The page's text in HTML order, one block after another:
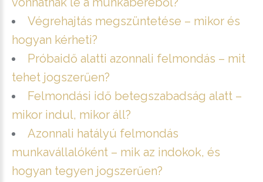
Végrehajtás megszüntetése – mikor és
hogyan kérheti?
Próbaidő alatti azonnali felmondás – mit
tehet jogszerűen?
Felmondási idő betegszabadság alatt –
mikor indul, mikor áll?
Azonnali hatályú felmondás
munkavállalóként – mik az indokok, és
hogyan tegyen jogszerűen?